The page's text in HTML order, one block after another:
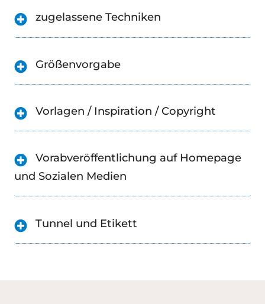
zugelassene Techniken
Größenvorgabe
Vorlagen / Inspiration / Copyright
Vorabveröffentlichung auf Homepage
und Sozialen Medien
Tunnel und Etikett